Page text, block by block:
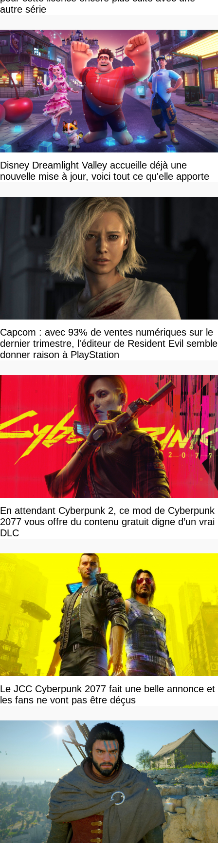
autre série
Disney Dreamlight Valley accueille déjà une
nouvelle mise à jour, voici tout ce qu'elle apporte
Capcom : avec 93% de ventes numériques sur le
dernier trimestre, l'éditeur de Resident Evil semble
donner raison à PlayStation
En attendant Cyberpunk 2, ce mod de Cyberpunk
2077 vous offre du contenu gratuit digne d’un vrai
DLC
Le JCC Cyberpunk 2077 fait une belle annonce et
les fans ne vont pas être déçus